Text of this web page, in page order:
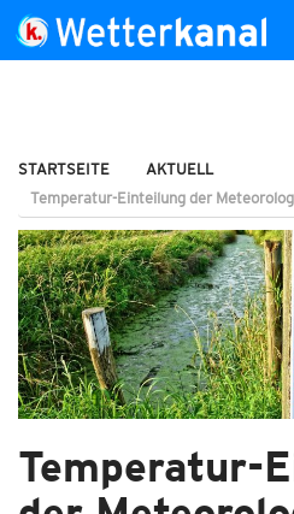
STARTSEITE
AKTUELL
Temperatur-Einteilung der
Temperatur-